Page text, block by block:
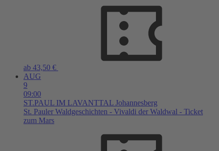
ab 43,50 €
AUG
9
09:00
ST.PAUL IM LAVANTTAL Johannesberg
St. Pauler Waldgeschichten - Vivaldi der Waldwal - Ticket
zum Mars